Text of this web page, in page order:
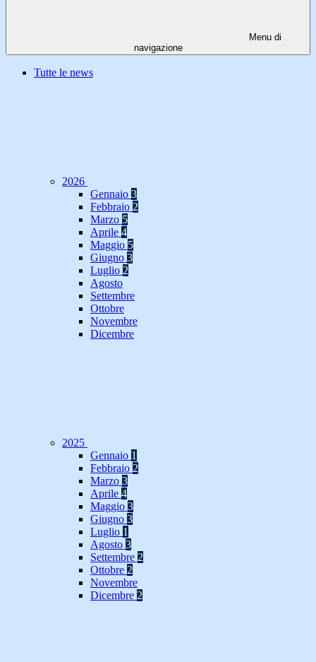
Menu di
navigazione
Tutte le news
2026
Gennaio 3
Febbraio 2
Marzo 5
Aprile 4
Maggio 5
Giugno 3
Luglio 2
Agosto
Settembre
Ottobre
Novembre
Dicembre
2025
Gennaio 1
Febbraio 2
Marzo 3
Aprile 4
Maggio 3
Giugno 3
Luglio 1
Agosto 3
Settembre 2
Ottobre 2
Novembre
Dicembre 2